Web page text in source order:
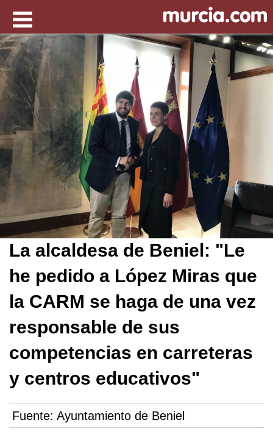
La alcaldesa de Beniel: "Le
he pedido a López Miras que
la CARM se haga de una vez
responsable de sus
competencias en carreteras
y centros educativos"
Fuente: Ayuntamiento de Beniel